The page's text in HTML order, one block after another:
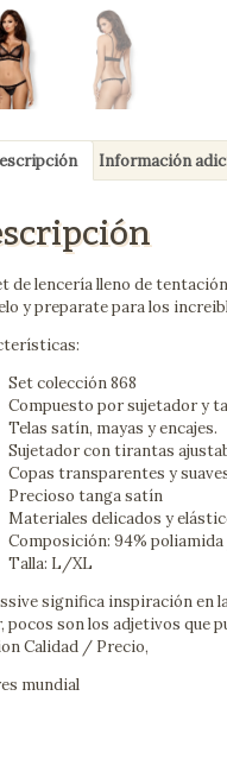
Información
de lencería lleno de
y preparate para los
Set colección 868
Compuesto por sujetador y
Telas satín, mayas y encajes.
Sujetador con tirantas
Copas transparentes y
Precioso tanga satín
Materiales delicados y
Composición: 94%
Talla: L/XL
significa inspiración en
pocos son los adjetivos que
Calidad / Precio,
mundial